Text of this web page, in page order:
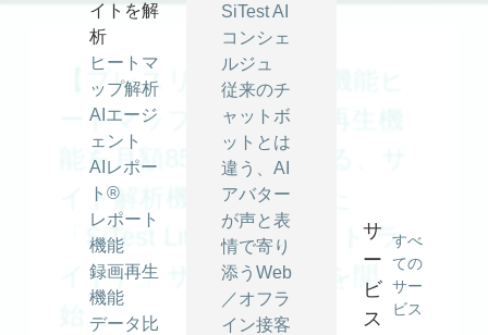
イトを解
析
ヒートマ
ップ解析
AIエージ
ェント
AIレポー
ト®
レポート
機能
録画再生
機能
データ比
SiTest AI
コンシェ
ルジュ
従来のチ
ャットボ
ットとは
違う、AI
アバター
が声と表
情で寄り
添うWeb
／オフラ
イン接客
サ
ー
ビ
ス
すべ
ての
サー
ビス
【プレスリリース】高機能ヒ
ートマップ解析や録画再生機
能を月額8500円で使える、サ
イト解析機能に特化した
「SiTest Lite（サイテスト ラ
イト）」サービス提供を開
始。